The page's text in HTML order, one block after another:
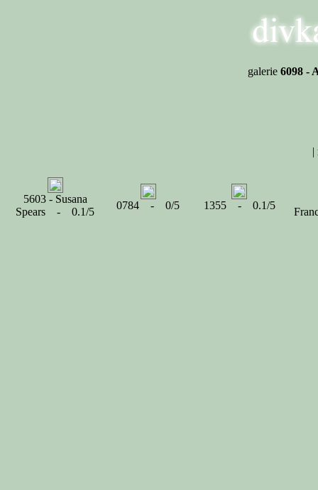
galerie 6098 -
|
5603 - Susana
Spears - 0.1/5
0784 - 0/5 1355 - 0.1/5